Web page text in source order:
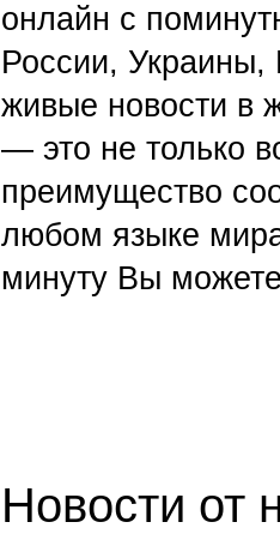
онлайн с
России,
живые новости в
— это не только
преимущество
любом языке
минуту Вы
Новости от